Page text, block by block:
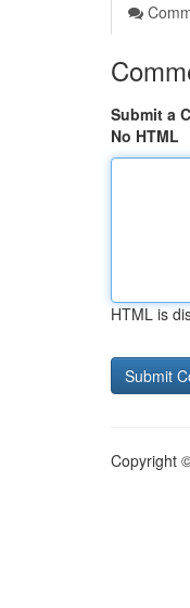
Submit a
No HTML
HTML is
Copyright